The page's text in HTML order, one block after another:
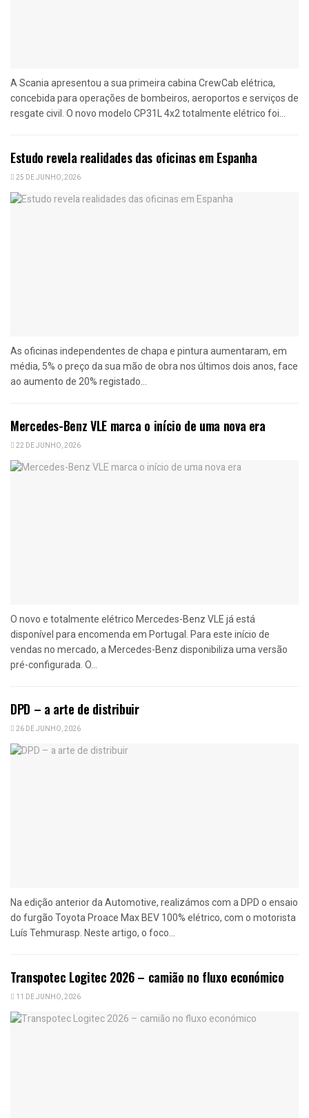
A Scania apresentou a sua primeira cabina CrewCab elétrica,
concebida para operações de bombeiros, aeroportos e serviços de
resgate civil. O novo modelo CP31L 4x2 totalmente elétrico foi...
Estudo revela realidades das oficinas em Espanha
25 DE JUNHO, 2026
As oficinas independentes de chapa e pintura aumentaram, em
média, 5% o preço da sua mão de obra nos últimos dois anos, face
ao aumento de 20% registado...
Mercedes-Benz VLE marca o início de uma nova era
22 DE JUNHO, 2026
O novo e totalmente elétrico Mercedes-Benz VLE já está
disponível para encomenda em Portugal. Para este início de
vendas no mercado, a Mercedes-Benz disponibiliza uma versão
pré-configurada. O...
DPD – a arte de distribuir
26 DE JUNHO, 2026
Na edição anterior da Automotive, realizámos com a DPD o ensaio
do furgão Toyota Proace Max BEV 100% elétrico, com o motorista
Luís Tehmurasp. Neste artigo, o foco...
Transpotec Logitec 2026 – camião no fluxo económico
11 DE JUNHO, 2026